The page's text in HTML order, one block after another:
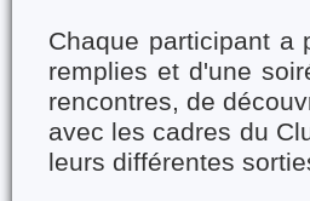
Chaque participant a
remplies et d'une
rencontres, de
avec les cadres du
leurs différentes